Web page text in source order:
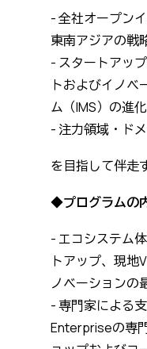
- 全社オープン
東南アジアの戦
- スタートアッ
トおよびイノベ
ム（IMS）の進化
- 注力領域・ド
を目指して伴走
◆プログラムの
- エコシステム
トアップ、現地
ノベーションの
- 専門家による
Enterpriseの専